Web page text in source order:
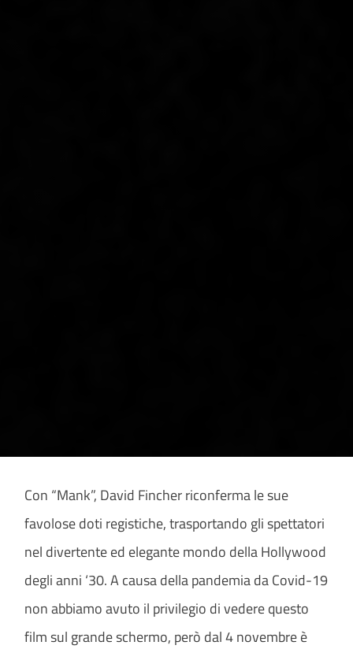
Con “Mank”, David Fincher riconferma le sue
favolose doti registiche, trasportando gli spettatori
nel divertente ed elegante mondo della Hollywood
degli anni ‘30. A causa della pandemia da Covid-19
non abbiamo avuto il privilegio di vedere questo
film sul grande schermo, però dal 4 novembre è